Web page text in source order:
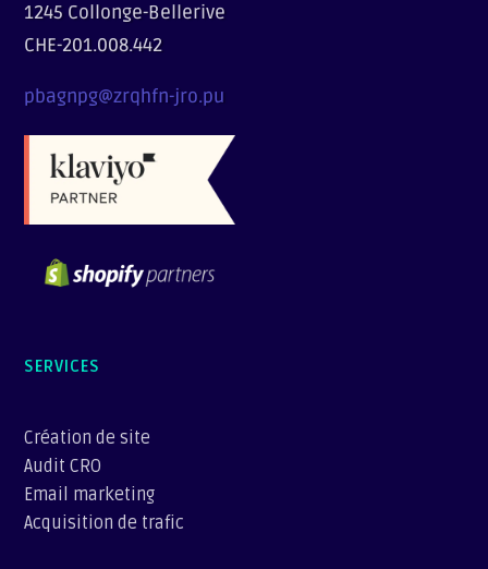
1245 Collonge-Bellerive
CHE-201.008.442
pbagnpg@zrqhfn-jro.pu
SERVICES
Création de site
Audit CRO
Email marketing
Acquisition de trafic